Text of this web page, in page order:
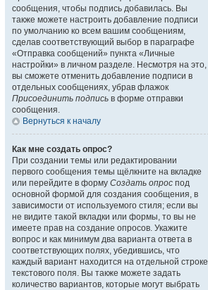
сообщения, чтобы подпись добавилась. Вы
также можете настроить добавление подписи
по умолчанию ко всем вашим сообщениям,
сделав соответствующий выбор в параграфе
«Отправка сообщений» пункта «Личные
настройки» в личном разделе. Несмотря на это,
вы сможете отменить добавление подписи в
отдельных сообщениях, убрав флажок
Присоединить подпись в форме отправки
сообщения.
Вернуться к началу
Как мне создать опрос?
При создании темы или редактировании
первого сообщения темы щёлкните на вкладке
или перейдите в форму Создать опрос под
основной формой для создания сообщения, в
зависимости от используемого стиля; если вы
не видите такой вкладки или формы, то вы не
имеете прав на создание опросов. Укажите
вопрос и как минимум два варианта ответа в
соответствующих полях, убедившись, что
каждый вариант находится на отдельной строке
текстового поля. Вы также можете задать
количество вариантов, которые могут выбрать